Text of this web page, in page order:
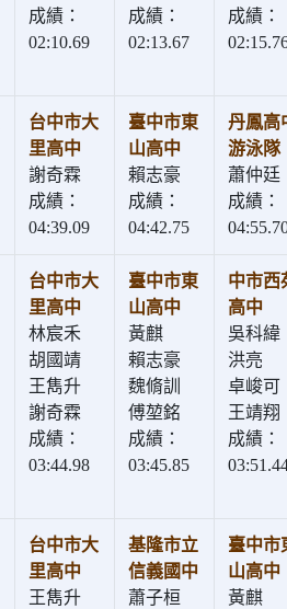
成績：
02:10.69
成績：
02:13.67
成績：
台中市大
里高中
謝奇霖
成績：
04:39.09
臺中市東
山高中
賴志豪
成績：
04:42.75
丹鳳高
游泳隊
蕭仲廷
成績：
台中市大
里高中
林宸禾
胡國靖
王雋升
謝奇霖
成績：
03:44.98
臺中市東
山高中
黃麒
賴志豪
魏脩訓
傅堃銘
成績：
03:45.85
中市西
高中
吳科緯
洪亮
卓峻可
王靖翔
成績：
台中市大
里高中
王雋升
基隆市立
信義國中
蕭子桓
臺中市
山高中
黃麒